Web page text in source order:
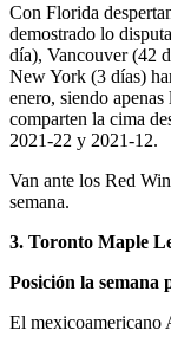
Con Florida
demostrado lo
día), Vancouver (42
New York (3 días)
enero, siendo
comparten la cima
2021-22 y 2021-12.
Van ante los Red
semana.
3. Toronto Maple
Posición la semana
El mexicoamericano